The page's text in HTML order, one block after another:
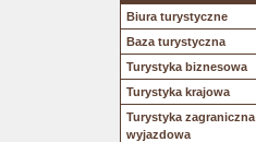
Biura turystyczne
Baza turystyczna
Turystyka biznesowa
Turystyka krajowa
Turystyka zagraniczna
wyjazdowa